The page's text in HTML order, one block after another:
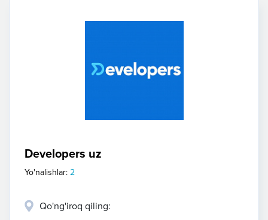
Developers uz
Yo'nalishlar: 2
Qo'ng'iroq qiling: